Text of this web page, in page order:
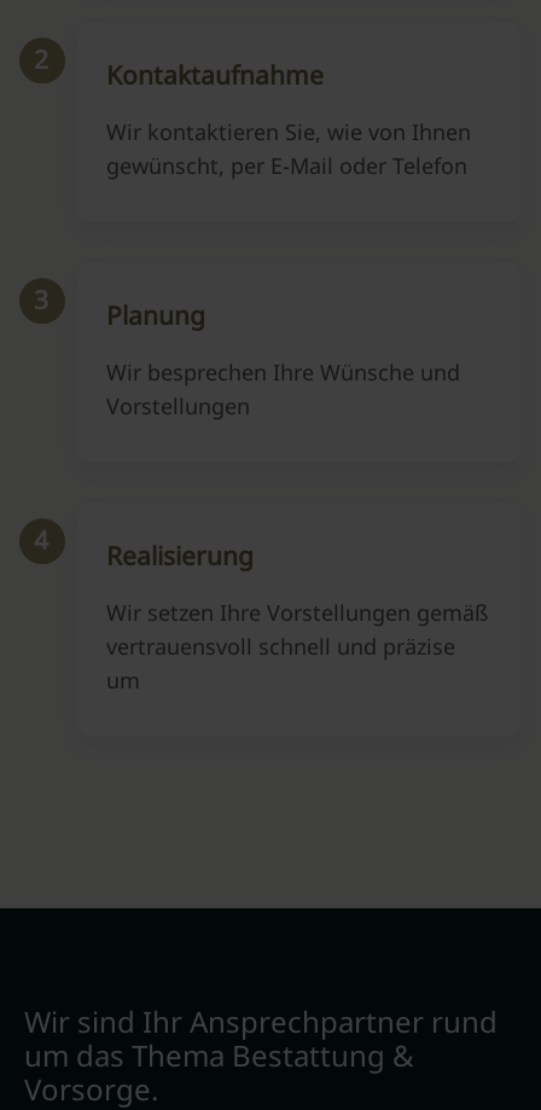
2 Kontaktaufnahme
Wir kontaktieren Sie, wie von Ihnen
gewünscht, per E-Mail oder Telefon
3 Planung
Wir besprechen Ihre Wünsche und
Vorstellungen
4 Realisierung
Wir setzen Ihre Vorstellungen gemäß
vertrauensvoll schnell und präzise
um
Wir sind Ihr Ansprechpartner rund
um das Thema Bestattung &
Vorsorge.